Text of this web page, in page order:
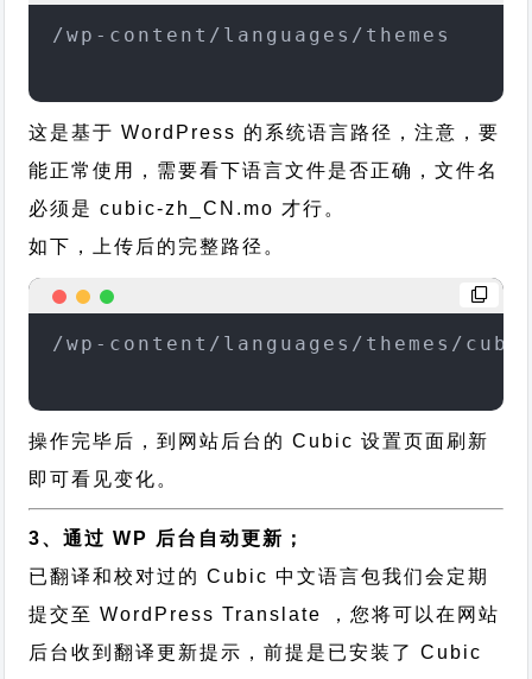
/wp-content/languages/themes
这是基于 WordPress 的系统语言路径，注意，要
能正常使用，需要看下语言文件是否正确，文件名
必须是 cubic-zh_CN.mo 才行。
如下，上传后的完整路径。
/wp-content/languages/themes/
操作完毕后，到网站后台的 Cubic 设置页面刷新
即可看见变化。
3、通过 WP 后台自动更新；
已翻译和校对过的 Cubic 中文语言包我们会定期
提交至 WordPress Translate ，您将可以在网站
后台收到翻译更新提示，前提是已安装了 Cubic